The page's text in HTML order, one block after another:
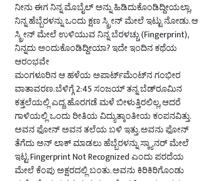
ನೀನು ಈಗ ನಿನ್ನ ಮೊಬೈಲ್ ಅನ್ನು ಹಿಡಿದುಕೊಂಡಿದ್ದೀಯಲ್ಲಾ,
ನಿನ್ನ ಹೆಬ್ಬೆರಳನ್ನು ಒಂದು ಕ್ಷಣ ಸ್ಕ್ರೀನ್ ಮೇಲೆ ಇಟ್ಟು ನೋಡು. ಆ
ಸ್ಕ್ರೀನ್ ಮೇಲೆ ಉಳಿಯುವ ನಿನ್ನ ಬೆರಳಚ್ಚು (Fingerprint),
ನಿನ್ನದು ಅಂದುಕೊಂಡಿದ್ದೀಯಾ? ಇದೇ ಇಂದಿನ ಕಥೆಯ
ಆರಂಭವೇ
ಮಂಗಳೂರಿನ ಆ ಹಳೆಯ ಅಪಾರ್ಟ್‌ಮೆಂಟ್‌ನ ಗಂಭೀರ
ವಾತಾವರಣ. ಬೆಳಿಗ್ಗೆ 2:45 ಸಂಜಯ್ ತನ್ನ ಬೆಡ್‌ರೂಮಿನ
ಕತ್ತಲೆಯಲ್ಲಿ ಎದ್ದ. ಹೊರಗಡೆ ಮಳೆ ಬೀಳುತ್ತಿರಲಿಲ್ಲ, ಆದರೆ
ಗಾಳಿಯಲ್ಲಿ ಒಂದು ರೀತಿಯ ವಿದ್ಯುತ್ಕಾಂತೀಯ ಕಂಪನವಿತ್ತು.
ಅವನ ಫೋನ್ ಅವನ ತಲೆಯ ಬಳಿ ಇತ್ತು. ಅವನು ಫೋನ್
ತೆಗೆದು ಅನ್ ಲಾಕ್ ಮಾಡಲು ಹೆಬ್ಬೆರಳನ್ನು ಸ್ಕ್ಯಾನರ್ ಮೇಲೆ
ಇಟ್ಟ. Fingerprint Not Recognized ಎಂದು ಪರದೆಯ
ಮೇಲೆ ಕೆಂಪು ಅಕ್ಷರದಲ್ಲಿ ಬಂತು. ಅವನು ಕಿರಿಕಿರಿಗೊಂಡು